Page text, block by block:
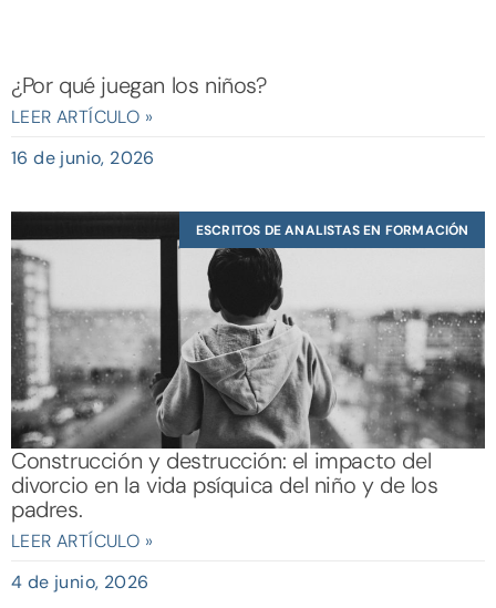
¿Por qué juegan los niños?
LEER ARTÍCULO »
16 de junio, 2026
ESCRITOS DE ANALISTAS EN FORMACIÓN
Construcción y destrucción: el impacto del
divorcio en la vida psíquica del niño y de los
padres.
LEER ARTÍCULO »
4 de junio, 2026